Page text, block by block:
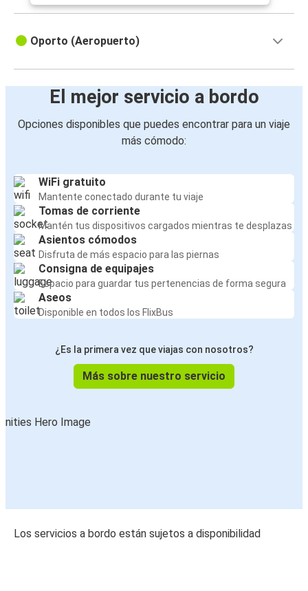
Oporto (Aeropuerto)
El mejor servicio a bordo
Opciones disponibles que puedes encontrar para un viaje
más cómodo:
WiFi gratuito
Mantente conectado durante tu viaje
Tomas de corriente
Mantén tus dispositivos cargados mientras te desplazas
Asientos cómodos
Disfruta de más espacio para las piernas
Consigna de equipajes
Espacio para guardar tus pertenencias de forma segura
Aseos
Disponible en todos los FlixBus
¿Es la primera vez que viajas con nosotros?
Más sobre nuestro servicio
Los servicios a bordo están sujetos a disponibilidad